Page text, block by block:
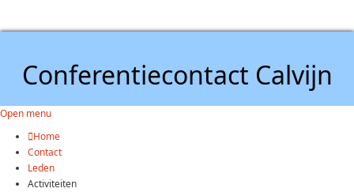
Conferentiecontact Calvijn
Open menu
Home
Contact
Leden
Activiteiten